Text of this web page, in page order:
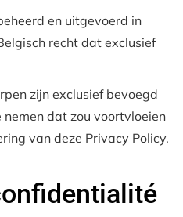
en uitgevoerd in
recht dat exclusief
zijn exclusief bevoegd
nemen dat zou voortvloeien
van deze Privacy Policy.